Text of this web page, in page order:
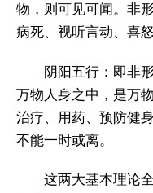
物，则可见可闻。非
病死、视听言动、喜
阴阳五行：即非
万物人身之中，是万
治疗、用药、预防健
不能一时或离。
这两大基本理论